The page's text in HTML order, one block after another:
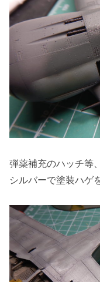
弾薬補充のハッチ等
シルバーで塗装ハゲ